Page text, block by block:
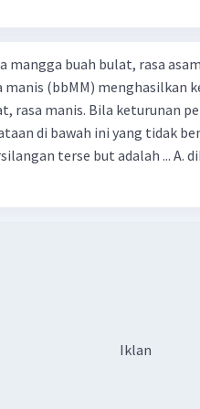
mangga buah bulat, rasa
manis (bbMM) menghasilkan
rasa manis. Bila keturunan
di bawah ini yang tidak
but adalah ... A. dihasilkan sembilan mangga
asam C.
rasa manis D. dihasi lkan tiga mangga buah
Iklan